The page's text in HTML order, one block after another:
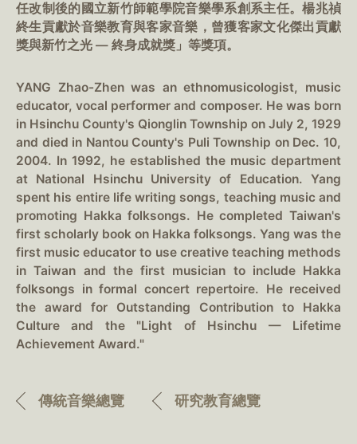
任改制後的國立新竹師範學院音樂學系創系主任。楊兆禎
終生貢獻於音樂教育與客家音樂，曾獲客家文化傑出貢獻
獎與新竹之光 — 終身成就獎」等獎項。
YANG Zhao-Zhen was an ethnomusicologist, music
educator, vocal performer and composer. He was born
in Hsinchu County's Qionglin Township on July 2, 1929
and died in Nantou County's Puli Township on Dec. 10,
2004. In 1992, he established the music department
at National Hsinchu University of Education. Yang
spent his entire life writing songs, teaching music and
promoting Hakka folksongs. He completed Taiwan's
first scholarly book on Hakka folksongs. Yang was the
first music educator to use creative teaching methods
in Taiwan and the first musician to include Hakka
folksongs in formal concert repertoire. He received
the award for Outstanding Contribution to Hakka
Culture and the "Light of Hsinchu — Lifetime
Achievement Award."
傳統音樂總覽 研究教育總覽